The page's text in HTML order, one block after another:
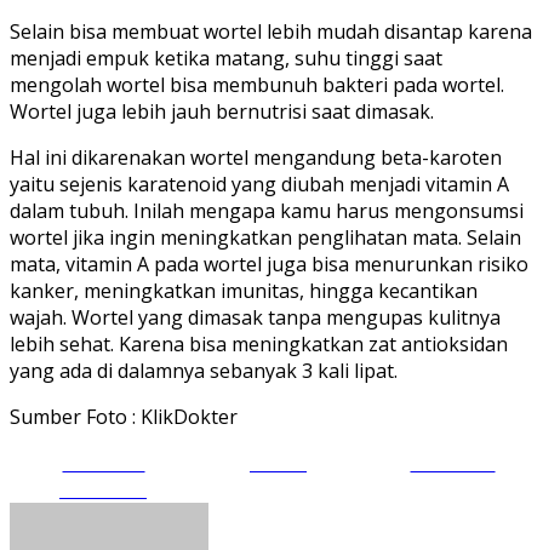
Selain bisa membuat wortel lebih mudah disantap karena
menjadi empuk ketika matang, suhu tinggi saat
mengolah wortel bisa membunuh bakteri pada wortel.
Wortel juga lebih jauh bernutrisi saat dimasak.
Hal ini dikarenakan wortel mengandung beta-karoten
yaitu sejenis karatenoid yang diubah menjadi vitamin A
dalam tubuh. Inilah mengapa kamu harus mengonsumsi
wortel jika ingin meningkatkan penglihatan mata. Selain
mata, vitamin A pada wortel juga bisa menurunkan risiko
kanker, meningkatkan imunitas, hingga kecantikan
wajah. Wortel yang dimasak tanpa mengupas kulitnya
lebih sehat. Karena bisa meningkatkan zat antioksidan
yang ada di dalamnya sebanyak 3 kali lipat.
Sumber Foto : KlikDokter